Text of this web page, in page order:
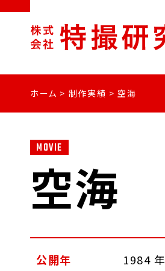
ホーム > 制作実績 >空海
MOVIE
空海
公開年 1984 年